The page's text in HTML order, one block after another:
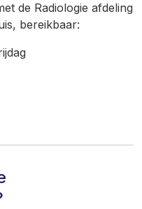
de Radiologie afdeling
bereikbaar: